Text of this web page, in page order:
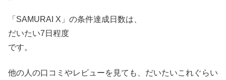
「SAMURAI X」の条件達成日数は、
だいたい7日程度
です。
他の人の口コミやレビューを見ても、だいたいこれぐらい